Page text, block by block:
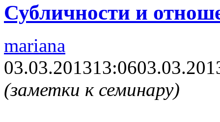
Субличности и
mariana
03.03.201313:06
(заметки к семинару)